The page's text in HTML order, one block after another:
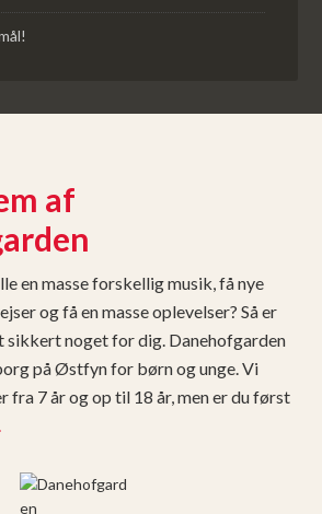
af
en masse forskellig musik, få nye
og få en masse oplevelser? Så er
sikkert noget for dig. Danehofgarden
på Østfyn for børn og unge. Vi
fra 7 år og op til 18 år, men er du først